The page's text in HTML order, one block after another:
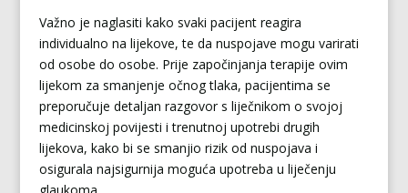
Važno je naglasiti kako svaki pacijent reagira
individualno na lijekove, te da nuspojave mogu varirati
od osobe do osobe. Prije započinjanja terapije ovim
lijekom za smanjenje očnog tlaka, pacijentima se
preporučuje detaljan razgovor s liječnikom o svojoj
medicinskoj povijesti i trenutnoj upotrebi drugih
lijekova, kako bi se smanjio rizik od nuspojava i
osigurala najsigurnija moguća upotreba u liječenju